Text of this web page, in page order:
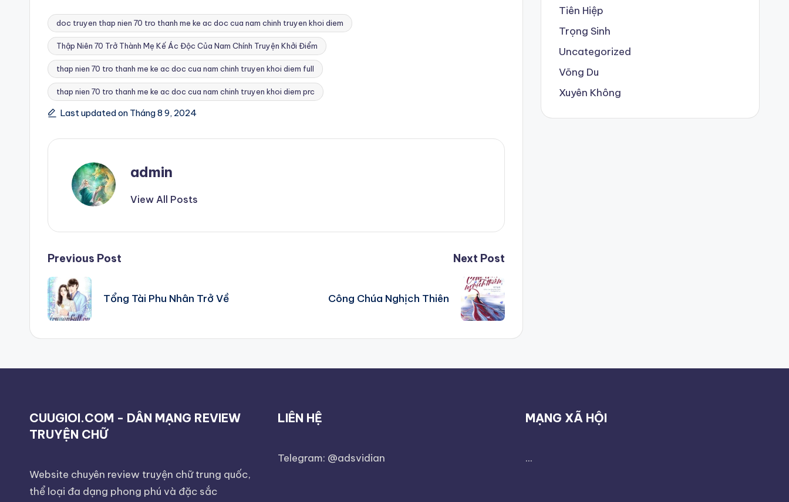
Tags:
doc truyen thap nien 70 tro thanh me ke ac doc cua nam chinh truyen khoi diem
Thập Niên 70 Trở Thành Mẹ Kế Ác Độc Của Nam Chính Truyện Khởi Điểm
thap nien 70 tro thanh me ke ac doc cua nam chinh truyen khoi diem full
thap nien 70 tro thanh me ke ac doc cua nam chinh truyen khoi diem prc
Last updated on Tháng 8 9, 2024
admin
View All Posts
Post
navigation
Previous Post
Tổng Tài Phu Nhân Trở Về
Next Post
Công Chúa Nghịch Thiên
Tiên Hiệp
Trọng Sinh
Uncategorized
Võng Du
Xuyên Không
CUUGIOI.COM - DÂN MẠNG REVIEW
TRUYỆN CHỮ
Website chuyên review truyện chữ trung quốc,
thể loại đa dạng phong phú và đặc sắc
LIÊN HỆ
Telegram: @adsvidian
MẠNG XÃ HỘI
...